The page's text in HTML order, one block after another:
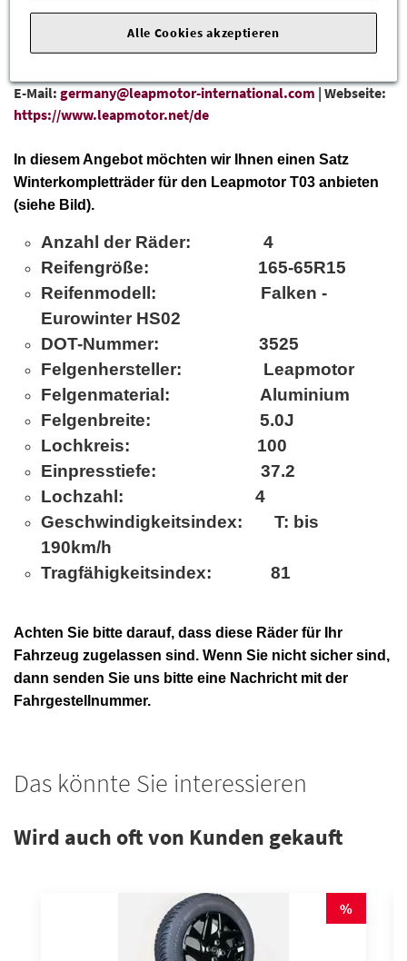
DATENBLATT
Herstellerangaben:Leapmotor International B.V. |
E-Mail: germany@leapmotor-international.com | Webseite:
https://www.leapmotor.net/de
In diesem Angebot möchten wir Ihnen einen Satz
Winterkompletträder für den Leapmotor T03 anbieten
(siehe Bild).
Anzahl der Räder: 4
Reifengröße: 165-65R15
Reifenmodell: Falken -
Eurowinter HS02
DOT-Nummer: 3525
Felgenhersteller: Leapmotor
Felgenmaterial: Aluminium
Felgenbreite: 5.0J
Lochkreis: 100
Einpresstiefe: 37.2
Lochzahl: 4
Geschwindigkeitsindex: T: bis
190km/h
Tragfähigkeitsindex: 81
Achten Sie bitte darauf, dass diese Räder für Ihr
Fahrzeug zugelassen sind. Wenn Sie nicht sicher sind,
dann senden Sie uns bitte eine Nachricht mit der
Fahrgestellnummer.
Das könnte Sie interessieren
Wird auch oft von Kunden gekauft
%
Alle Cookies akzeptieren